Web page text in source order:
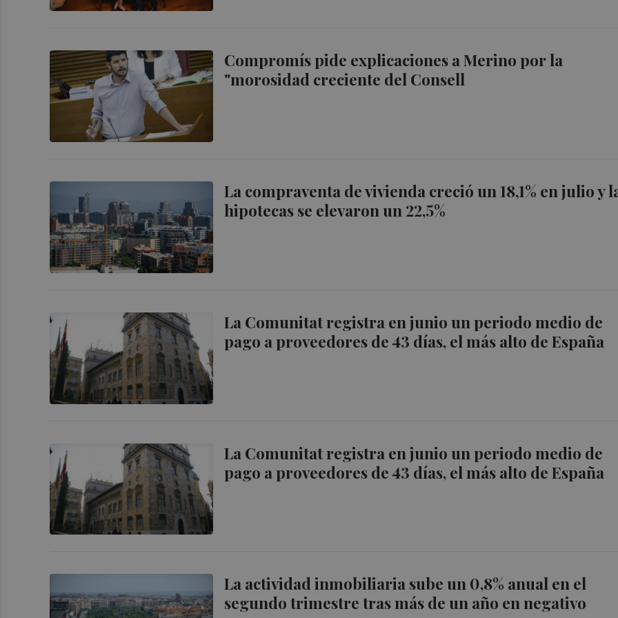
Compromís pide explicaciones a Merino por la
"morosidad creciente del Consell
La compraventa de vivienda creció un 18,1% en julio y
hipotecas se elevaron un 22,5%
La Comunitat registra en junio un periodo medio de
pago a proveedores de 43 días, el más alto de España
La Comunitat registra en junio un periodo medio de
pago a proveedores de 43 días, el más alto de España
La actividad inmobiliaria sube un 0,8% anual en el
segundo trimestre tras más de un año en negativo